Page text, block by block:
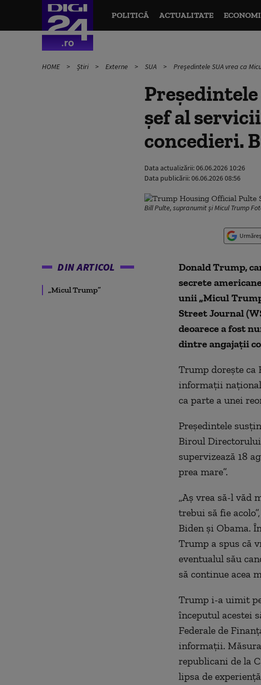
POLITICĂ ACTUALITATE
HOME Știri Externe SUA Președintele SUA vrea ca
șef al
concedieri.
Data actualizării:06.06.2026 10:26
Data publicării:06.06.2026 08:56
Bill Pulte, supranumit și Micul Trump
DIN ARTICOL
„Micul Trump”
Donald Trump,
secrete
unii „Micul
Street Journal
deoarece a fost
dintre angajaţii
Trump doreşte
informaţii
ca parte a unei
Preşedintele
Biroul
supervizează 18
prea mare”.
„Aş vrea să-l văd
trebui să fie
Biden şi Obama.
Trump a spus că
eventualul său
să continue acea
Trump i-a uimit
începutul acestei
Federale de
informaţii.
republicani de la
lipsa de